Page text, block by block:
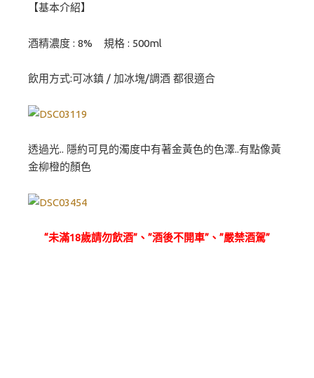
【基本介紹】
酒精濃度 : 8% 規格 : 500ml
飲用方式:可冰鎮 / 加冰塊/調酒 都很適合
透過光.. 隱約可見的濁度中有著金黃色的色澤..有點像黃
金柳橙的顏色
“未滿18歲請勿飲酒”、”酒後不開車”、”嚴禁酒駕”